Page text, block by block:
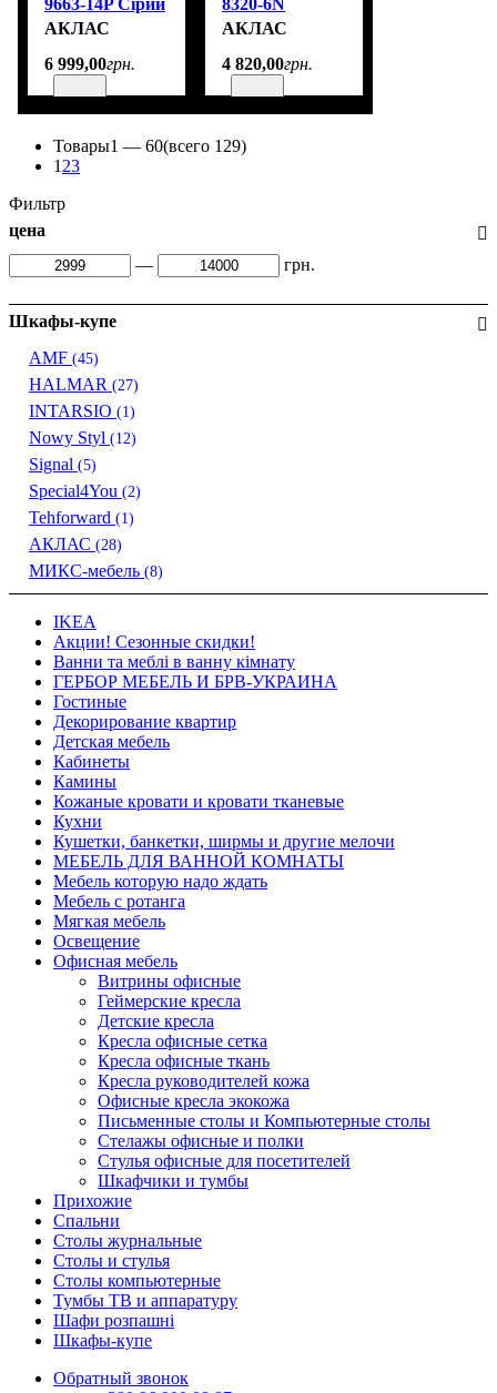
9663-14P Сірий
(Темно-сірий)
АКЛАС
6 999,00грн.
8320-6N
Чорний (PU
АКЛАС
4 820,00грн.
Товары1 — 60(всего 129)
123
Фильтр
цена
—
грн.
Шкафы-купе
AMF (45)
HALMAR (27)
INTARSIO (1)
Nowy Styl (12)
Signal (5)
Special4You (2)
Tehforward (1)
АКЛАС (28)
МИКС-мебель (8)
IKEA
Акции! Сезонные скидки!
Ванни та меблі в ванну кімнату
ГЕРБОР МЕБЕЛЬ И БРВ-УКРАИНА
Гостиные
Декорирование квартир
Детская мебель
Кабинеты
Камины
Кожаные кровати и кровати тканевые
Кухни
Кушетки, банкетки, ширмы и другие мелочи
МЕБЕЛЬ ДЛЯ ВАННОЙ КОМНАТЫ
Мебель которую надо ждать
Мебель с ротанга
Мягкая мебель
Освещение
Офисная мебель
Витрины офисные
Геймерские кресла
Детские кресла
Кресла офисные сетка
Кресла офисные ткань
Кресла руководителей кожа
Офисные кресла экокожа
Письменные столы и Компьютерные столы
Стелажы офисные и полки
Стулья офисные для посетителей
Шкафчики и тумбы
Прихожие
Спальни
Столы журнальные
Столы и стулья
Столы компьютерные
Тумбы ТВ и аппаратуру
Шафи розпашні
Шкафы-купе
Обратный звонок